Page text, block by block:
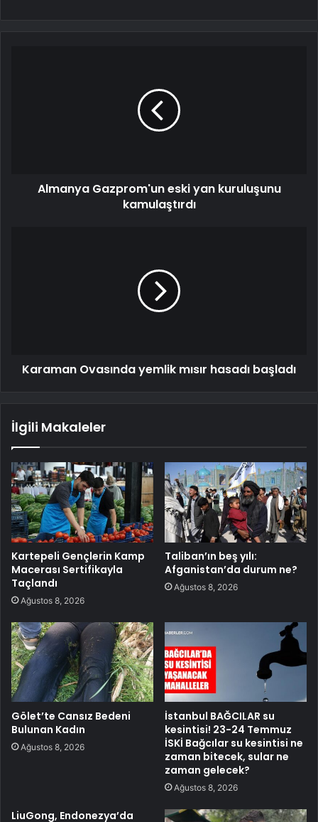
Almanya Gazprom'un eski yan kuruluşunu
kamulaştırdı
Karaman Ovasında yemlik mısır hasadı başladı
İlgili Makaleler
Kartepeli Gençlerin Kamp
Macerası Sertifikayla
Taçlandı
Ağustos 8, 2026
Taliban’ın beş yılı:
Afganistan’da durum ne?
Ağustos 8, 2026
Gölet’te Cansız Bedeni
Bulunan Kadın
Ağustos 8, 2026
İstanbul BAĞCILAR su
kesintisi! 23-24 Temmuz
İSKİ Bağcılar su kesintisi ne
zaman bitecek, sular ne
zaman gelecek?
Ağustos 8, 2026
LiuGong, Endonezya’da